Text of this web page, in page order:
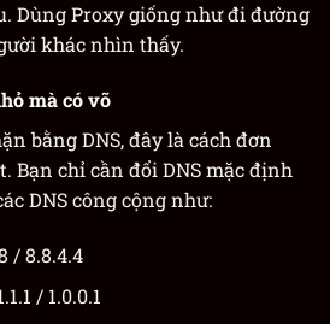
Dùng Proxy giống như đi đường
khác nhìn thấy.
mà có võ
bằng DNS, đây là cách đơn
Bạn chỉ cần đổi DNS mặc định
DNS công cộng như:
/ 8.8.4.4
/ 1.0.0.1